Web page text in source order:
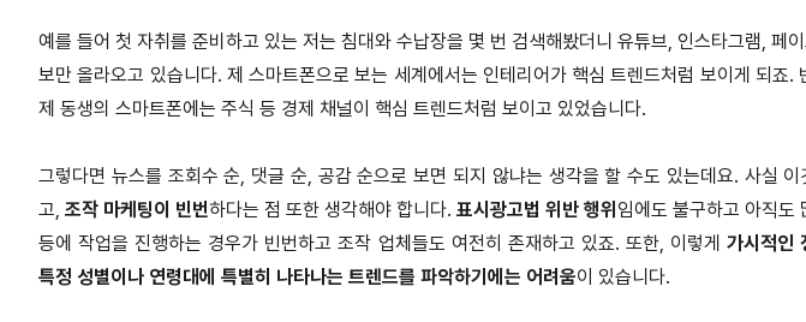
예를 들어 첫 자취를 준비하고 있는 저는 침대와 수납장을 몇 번 검색해봤더니 유튜브, 인스타그램, 페
보만 올라오고 있습니다. 제 스마트폰으로 보는 세계에서는 인테리어가 핵심 트렌드처럼 보이게 되죠.
제 동생의 스마트폰에는 주식 등 경제 채널이 핵심 트렌드처럼 보이고 있었습니다.
그렇다면 뉴스를 조회수 순, 댓글 순, 공감 순으로 보면 되지 않냐는 생각을 할 수도 있는데요. 사실
고,조작 마케팅이 빈번하다는 점 또한 생각해야 합니다.표시광고법 위반 행위 임에도 불구하고 아직도
등에 작업을 진행하는 경우가 빈번하고 조작 업체들도 여전히 존재하고 있죠. 또한, 이렇게가시적인
특정 성별이나 연령대에 특별히 나타나는 트렌드를 파악하기에는 어려움이 있습니다.